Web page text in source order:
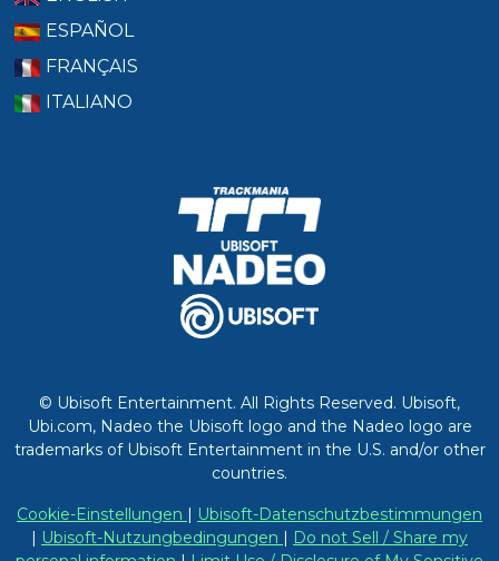
ESPAÑOL
FRANÇAIS
ITALIANO
© Ubisoft Entertainment. All Rights Reserved. Ubisoft,
Ubi.com, Nadeo the Ubisoft logo and the Nadeo logo are
trademarks of Ubisoft Entertainment in the U.S. and/or other
countries.
Cookie-Einstellungen | Ubisoft-Datenschutzbestimmungen
| Ubisoft-Nutzungbedingungen | Do not Sell / Share my